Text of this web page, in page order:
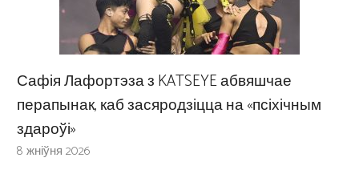
Сафія Лафортэза з KATSEYE абвяшчае
перапынак, каб засяродзіцца на «псіхічным
здароўі»
8 жніўня 2026